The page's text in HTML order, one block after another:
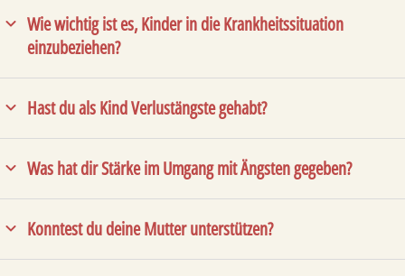
Wie wichtig ist es, Kinder in die Krankheitssituation
einzubeziehen?
Hast du als Kind Verlustängste gehabt?
Was hat dir Stärke im Umgang mit Ängsten gegeben?
Konntest du deine Mutter unterstützen?